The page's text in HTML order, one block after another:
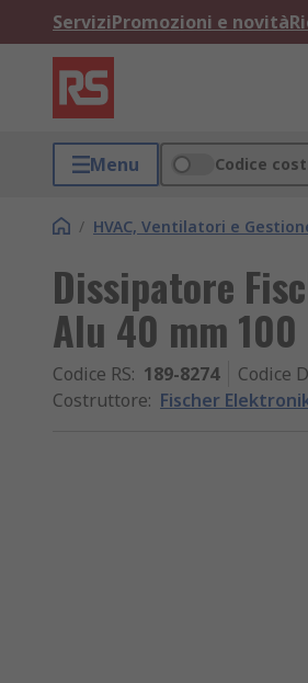
ServiziPromozioni e novità
Menu Codice
/ HVAC, Ventilatori e
Dissipatore
Alu 40 mm
Codice RS: 189-8274 Codice
Costruttore: Fischer